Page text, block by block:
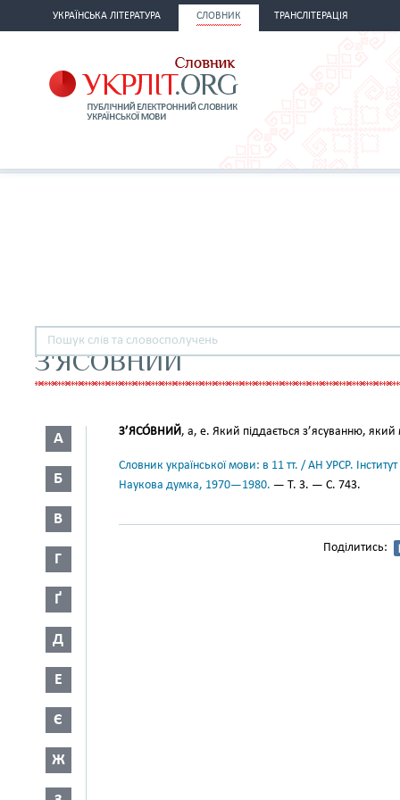
УКРАЇНСЬКА ЛІТЕРАТУРА СЛОВНИК ТРАНСЛІТЕРАЦІЯ
З'ЯСОВНИЙ
А
Б
В
Г
Ґ
Д
Е
Є
Ж
З’ЯСО́ВНИЙ, а, е. Який піддається з’ясуванню, який
Словник української мови: в 11 тт. / АН УРСР.
Наукова думка, 1970—1980. — Т. 3. — С. 743.
Поділитись: